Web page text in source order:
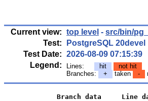
Current view: top level - src/bin/
Test:
PostgreSQL 20devel
Test Date: 2026-08-09 07:15:39
Legend:
Lines: hit
not hit
Branches:
+ taken -
Branch data     Line